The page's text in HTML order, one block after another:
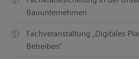
Bauunternehmen
Fachveranstaltung „Digitales
Betreiben“